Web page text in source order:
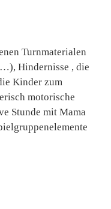
Turnmaterialen
Hindernisse , die
Kinder zum
motorische
Stunde mit Mama